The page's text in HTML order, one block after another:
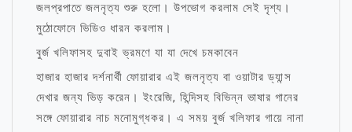
জলপ্রপাতে জলনৃত্য শুরু হলো। উপভোগ করলাম সেই দৃশ্য।
মুঠোফোনে ভিডিও ধারন করলাম।
বুর্জ খলিফাসহ দুবাই ভ্রমণে যা যা দেখে চমকাবেন
হাজার হাজার দর্শনার্থী ফোয়ারার এই জলনৃত্য বা ওয়াটার ড্যান্স
দেখার জন্য ভিড় করেন। ইংরেজি, হিন্দিসহ বিভিন্ন ভাষার গানের
সঙ্গে ফোয়ারার নাচ মনোমুগ্ধকর। এ সময় বুর্জ খলিফার গায়ে নানা